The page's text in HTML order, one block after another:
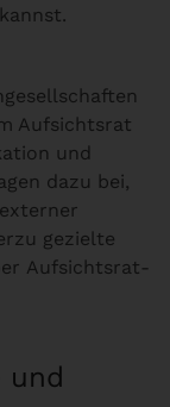
Aufsichtsrat
und
dazu bei,
gezielte
Aufsichtsrat-
und